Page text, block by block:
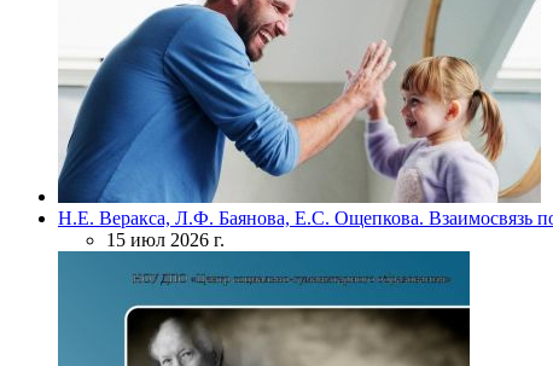
Н.Е. Веракса, Л.Ф. Баянова, Е.С. Ощепкова. Взаимосвязь
15 июл 2026 г.